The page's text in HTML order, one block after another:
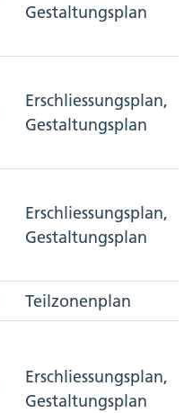
Gestaltungsplan
Erschliessungsplan,
Gestaltungsplan
Erschliessungsplan,
Gestaltungsplan
Teilzonenplan
Erschliessungsplan,
Gestaltungsplan